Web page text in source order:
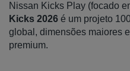
Nissan Kicks Play (focado
Kicks 2026 é um projeto
global, dimensões maiores
premium.